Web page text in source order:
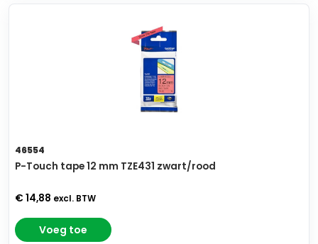
46554
P-Touch tape 12 mm TZE431 zwart/rood
€ 14,88 excl. BTW
Voeg toe